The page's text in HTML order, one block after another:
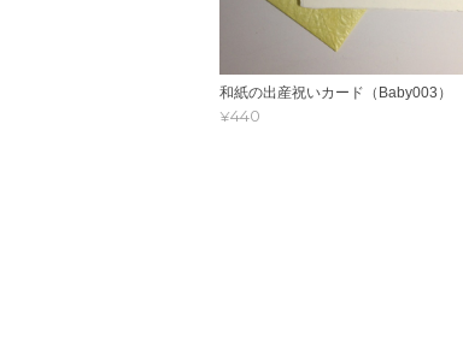
和紙の出産祝いカード（Baby003）
¥440